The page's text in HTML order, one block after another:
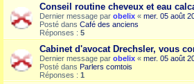
Conseil routine cheveux et eau
Dernier message par obelix « mer. 05 août
Posté dans Café des anciens
Réponses : 5
Cabinet d'avocat Drechsler, vous
Dernier message par obelix « mer. 05 août
Posté dans Parlers comtois
Réponses : 1